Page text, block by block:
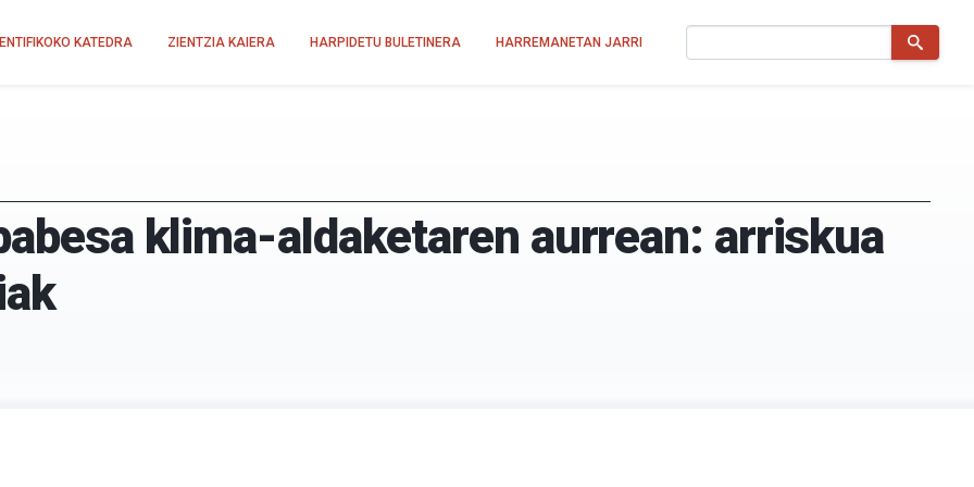
KATEDRA ZIENTZIA KAIERA HARPIDETU BULETINERA HARREMANETAN JARRI
klima-aldaketaren aurrean: arriskua